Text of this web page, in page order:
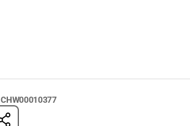
CHW00010377